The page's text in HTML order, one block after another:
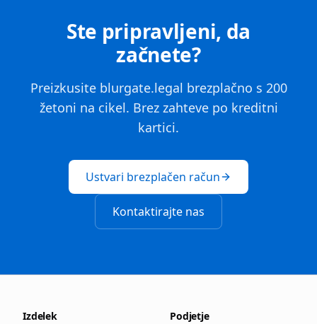
Ste pripravljeni, da
začnete?
Preizkusite blurgate.legal brezplačno s 200
žetoni na cikel. Brez zahteve po kreditni
kartici.
Ustvari brezplačen račun
Kontaktirajte nas
Izdelek Podjetje